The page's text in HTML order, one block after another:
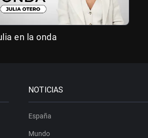
en la onda
NOTICIAS
España
Mundo